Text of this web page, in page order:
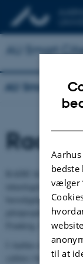
AU Smart
AU Smart Cities
RADICAL er et EU-
teknologiske
bæredygtig
pilotprojekter på
Frankrig,
I Aarhus er det
cyklen i bytrafikken,
bedste
vælger
til at